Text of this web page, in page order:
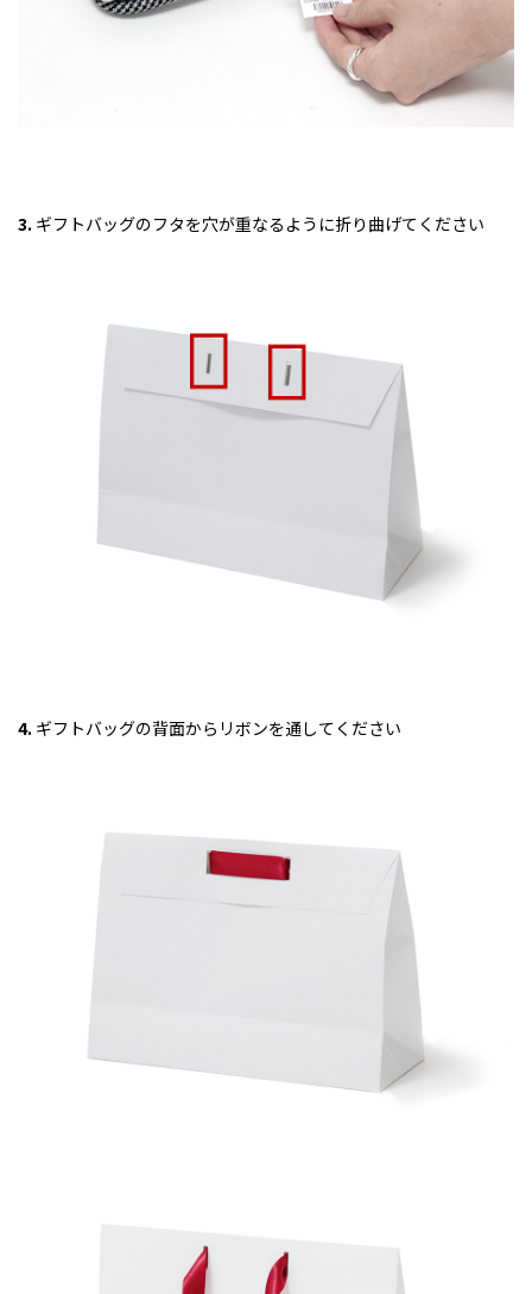
3. ギフトバッグのフタを穴が重なるように折り曲げてください
4. ギフトバッグの背面からリボンを通してください